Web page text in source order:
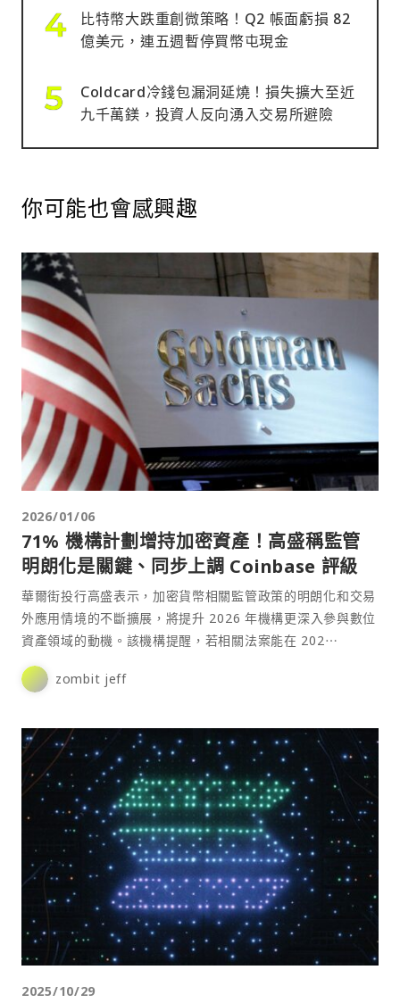
比特幣大跌重創微策略！Q2 帳面虧損 82
億美元，連五週暫停買幣屯現金
Coldcard冷錢包漏洞延燒！損失擴大至近
九千萬鎂，投資人反向湧入交易所避險
你可能也會感興趣
2026/01/06
71% 機構計劃增持加密資產！高盛稱監管
明朗化是關鍵、同步上調 Coinbase 評級
華爾街投行高盛表示，加密貨幣相關監管政策的明朗化和交易
外應用情境的不斷擴展，將提升 2026 年機構更深入參與數位
資產領域的動機。該機構提醒，若相關法案能在 202⋯
zombit jeff
2025/10/29